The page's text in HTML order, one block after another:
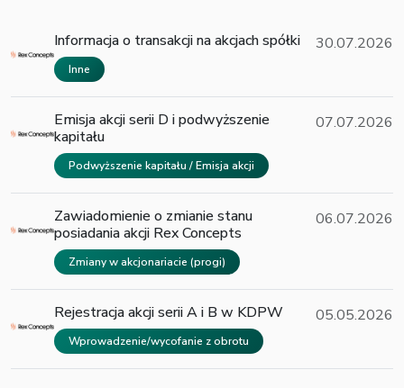
Informacja o transakcji na akcjach spółki
Inne
30.07.2026
Emisja akcji serii D i podwyższenie
kapitału
Podwyższenie kapitału / Emisja akcji
07.07.2026
Zawiadomienie o zmianie stanu
posiadania akcji Rex Concepts
Zmiany w akcjonariacie (progi)
06.07.2026
Rejestracja akcji serii A i B w KDPW
Wprowadzenie/wycofanie z obrotu
05.05.2026